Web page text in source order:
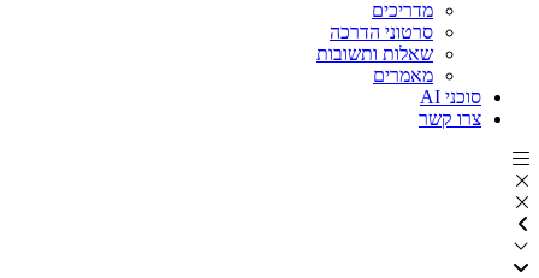
מדריכים
סרטוני הדרכה
שאלות ותשובות
מאמרים
סוכני AI
צרו קשר